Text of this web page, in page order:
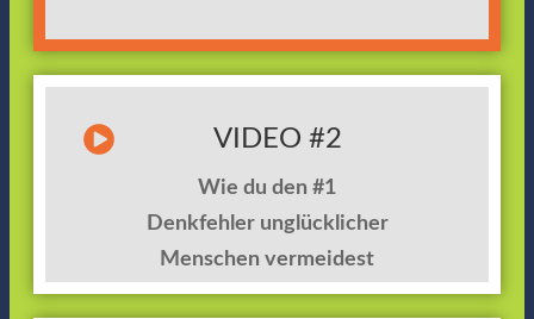
VIDEO #2
Wie du den #1
Denkfehler unglücklicher
Menschen vermeidest